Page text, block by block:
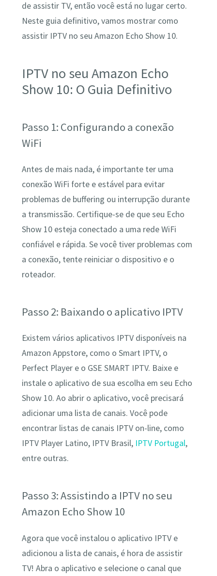
de assistir TV, então você está no lugar certo.
Neste guia definitivo, vamos mostrar como
assistir IPTV no seu Amazon Echo Show 10.
IPTV no seu Amazon Echo
Show 10: O Guia Definitivo
Passo 1: Configurando a conexão
WiFi
Antes de mais nada, é importante ter uma
conexão WiFi forte e estável para evitar
problemas de buffering ou interrupção durante
a transmissão. Certifique-se de que seu Echo
Show 10 esteja conectado a uma rede WiFi
confiável e rápida. Se você tiver problemas com
a conexão, tente reiniciar o dispositivo e o
roteador.
Passo 2: Baixando o aplicativo IPTV
Existem vários aplicativos IPTV disponíveis na
Amazon Appstore, como o Smart IPTV, o
Perfect Player e o GSE SMART IPTV. Baixe e
instale o aplicativo de sua escolha em seu Echo
Show 10. Ao abrir o aplicativo, você precisará
adicionar uma lista de canais. Você pode
encontrar listas de canais IPTV on-line, como
IPTV Player Latino, IPTV Brasil, IPTV Portugal,
entre outras.
Passo 3: Assistindo a IPTV no seu
Amazon Echo Show 10
Agora que você instalou o aplicativo IPTV e
adicionou a lista de canais, é hora de assistir
TV! Abra o aplicativo e selecione o canal que